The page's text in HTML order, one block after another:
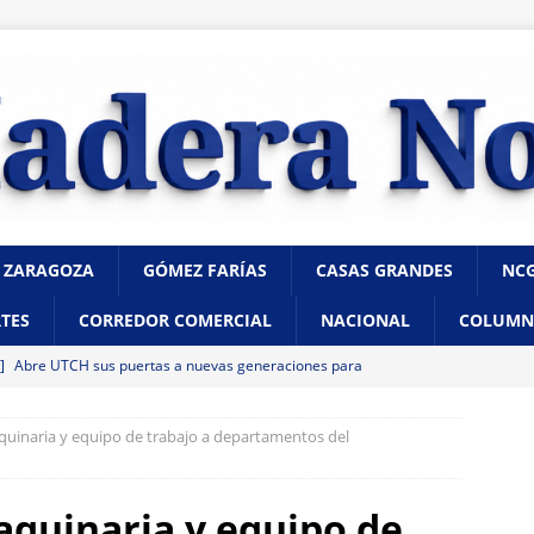
GÓMEZ FARÍAS CASAS GRANDES
CORREDOR COMERCIAL NACIONAL
Abre UTCH sus puertas a nuevas generaciones para
Reglas claras consolidarían la unidad en el PAN: Rafa Loera
] Localizan sin vida a un joven en vivienda de la colonia Ponce de
y equipo de trabajo a departamentos del